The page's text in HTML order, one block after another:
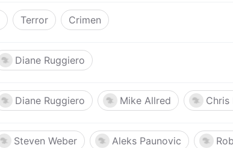
Terror Crimen
Diane Ruggiero
Diane Ruggiero Mike Allred Chris
Steven Weber Aleks Paunovic